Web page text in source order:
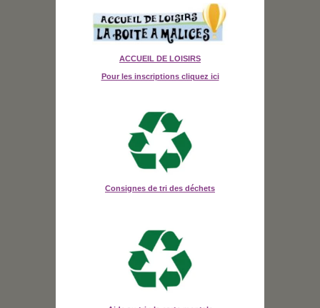
ACCUEIL DE LOISIRS
Pour les inscriptions cliquez ici
Consignes de tri des déchets